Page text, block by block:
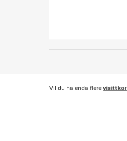
Vil du ha enda flere